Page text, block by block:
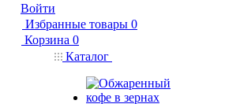
Войти
Избранные товары 0
Корзина 0
Каталог